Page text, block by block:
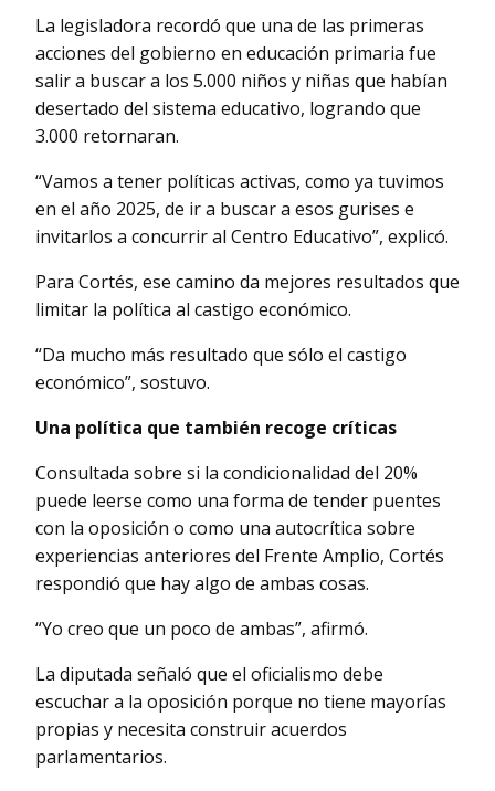
La legisladora recordó que una de las primeras
acciones del gobierno en educación primaria fue
salir a buscar a los 5.000 niños y niñas que habían
desertado del sistema educativo, logrando que
3.000 retornaran.
“Vamos a tener políticas activas, como ya tuvimos
en el año 2025, de ir a buscar a esos gurises e
invitarlos a concurrir al Centro Educativo”, explicó.
Para Cortés, ese camino da mejores resultados que
limitar la política al castigo económico.
“Da mucho más resultado que sólo el castigo
económico”, sostuvo.
Una política que también recoge críticas
Consultada sobre si la condicionalidad del 20%
puede leerse como una forma de tender puentes
con la oposición o como una autocrítica sobre
experiencias anteriores del Frente Amplio, Cortés
respondió que hay algo de ambas cosas.
“Yo creo que un poco de ambas”, afirmó.
La diputada señaló que el oficialismo debe
escuchar a la oposición porque no tiene mayorías
propias y necesita construir acuerdos
parlamentarios.